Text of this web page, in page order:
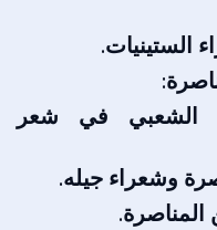
الستينيات.
الشعبي في شعر
وشعراء جيله.
المناصرة.